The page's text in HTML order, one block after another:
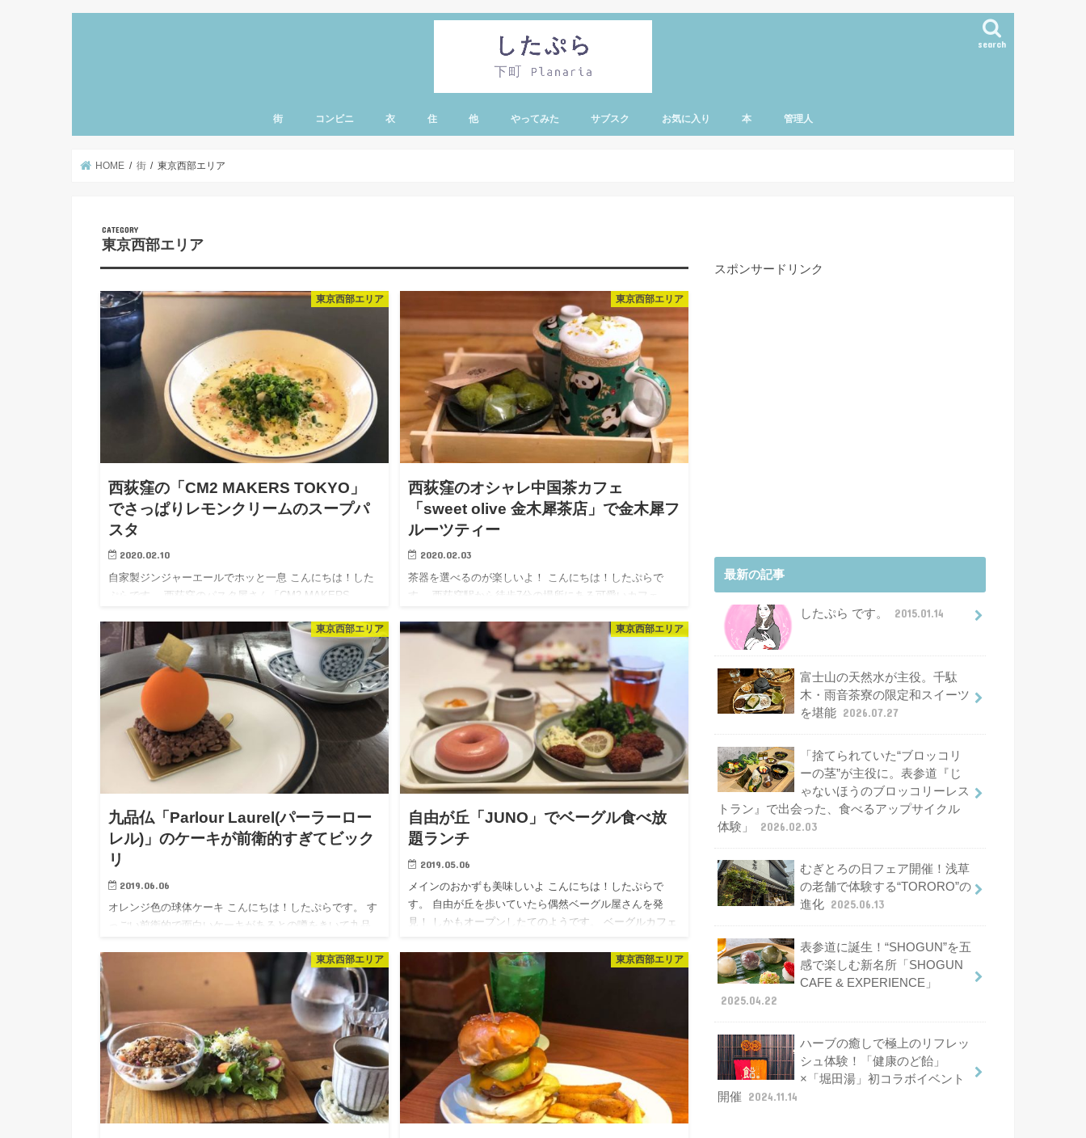
search
街 コンビニ 衣 住 他 やってみた サブスク お気に入り 本 管理人
HOME 街 東京西部エリア
東京西部エリア
東京西部エリア
西荻窪の「CM2 MAKERS TOKYO」
でさっぱりレモンクリームのスープパ
スタ
2020.02.10
自家製ジンジャーエールでホッと一息 こんにちは！した
ぷらです。 西荻窪のパスタ屋さん「CM2 MAKERS
あります。 店内は半地下のようになっていて、外からの
視線…
東京西部エリア
西荻窪のオシャレ中国茶カフェ
「sweet olive 金木犀茶店」で金木犀フ
ルーツティー
2020.02.03
茶器を選べるのが楽しいよ！ こんにちは！したぷらで
す。 西荻窪駅から徒歩7分の場所にある可愛いカフェ
になっていた場所です。 お店はカウンター席が4つの小
東京西部エリア
九品仏「Parlour Laurel(パーラーロー
レル)」のケーキが前衛的すぎてビック
リ
2019.06.06
オレンジ色の球体ケーキ こんにちは！したぷらです。 す
っごい前衛的で面白いケーキがあるとの噂をきいて九品
ローレル)」へ。 マンションの1階にとけ込んでい…
東京西部エリア
自由が丘「JUNO」でベーグル食べ放
題ランチ
2019.05.06
メインのおかずも美味しいよ こんにちは！したぷらで
す。 自由が丘を歩いていたら偶然ベーグル屋さんを発
見！ しかもオープンしたてのようです。 ベーグルカフェ
ル食べ放題…
東京西部エリア 東京西部エリア
スポンサードリンク
最新の記事
したぷら です。 2015.01.14
富士山の天然水が主役。千駄
木・雨音茶寮の限定和スイーツ
を堪能 2026.07.27
「捨てられていた“ブロッコリ
ーの茎”が主役に。表参道『じ
ゃないほうのブロッコリーレス
トラン』で出会った、食べるアップサイクル
体験」
2026.02.03
むぎとろの日フェア開催！浅草
の老舗で体験する“TORORO”の
進化 2025.06.13
表参道に誕生！“SHOGUN”を五
感で楽しむ新名所「SHOGUN
CAFE & EXPERIENCE」
2025.04.22
ハーブの癒しで極上のリフレッ
シュ体験！「健康のど飴」
×「堀田湯」初コラボイベント
開催
2024.11.14